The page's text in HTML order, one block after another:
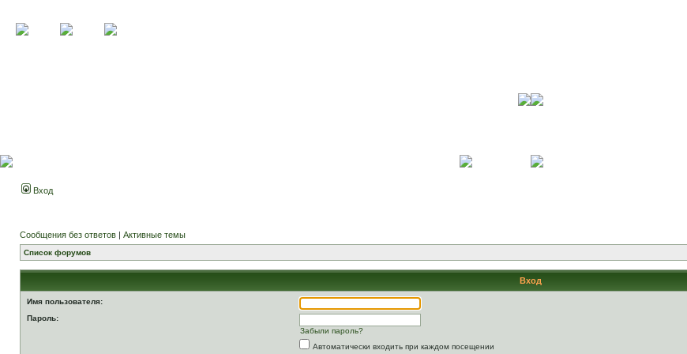
Вход
Сообщения без ответов | Активные темы
Список форумов
Вход
Имя пользователя:
Пароль:
Забыли пароль?
Автоматически входить при каждом посещении